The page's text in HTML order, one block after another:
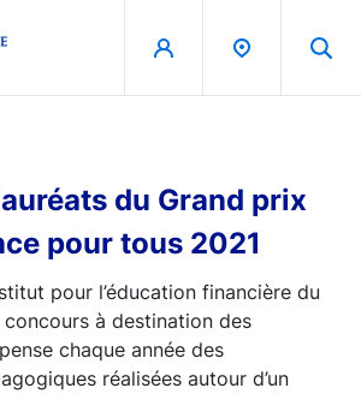
Principal
du Grand prix
pour tous 2021
pour l’éducation financière du
concours à destination des
chaque année des
réalisées autour d’un